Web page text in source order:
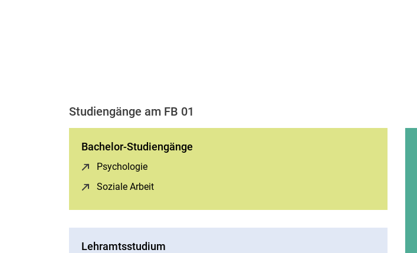
Studiengänge am FB 01
Bachelor-Studiengänge
Psychologie
Soziale Arbeit
Lehramtsstudium